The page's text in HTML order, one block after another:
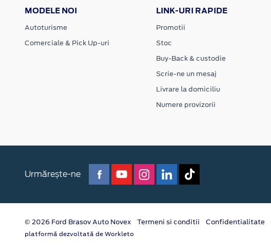
MODELE NOI
Autoturisme
Comerciale & Pick Up-uri
LINK-URI RAPIDE
Promotii
Stoc
Buy-Back & custodie
Scrie-ne un mesaj
Livrare la domiciliu
Numere provizorii
Urmărește-ne
© 2026 Ford Brasov Auto Novex Termeni si conditii Confidentialitate
platformă dezvoltată de Workleto